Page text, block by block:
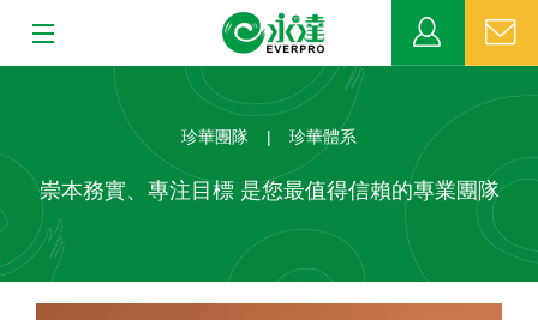
MDRT
新聞中心
珍華團隊 | 珍華體系
崇本務實、專注目標 是您最值得信賴的專業團隊